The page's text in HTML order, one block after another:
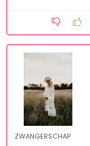
ZWANGERSCHAP